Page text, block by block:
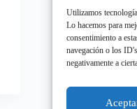
Utilizamos
Lo hacemos para
consentimiento a
navegación o los
negativamente a
"404"